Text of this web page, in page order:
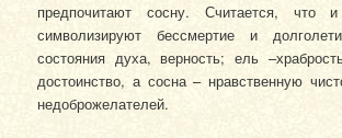
предпочитают сосну. Считается,
символизируют бессмертие и
состояния духа, верность; ель
достоинство, а сосна – нравственную
недоброжелателей.